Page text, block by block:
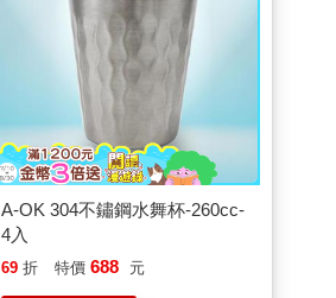
A-OK 304不鏽鋼水舞杯-260cc-
4入
69 折 特價 688 元